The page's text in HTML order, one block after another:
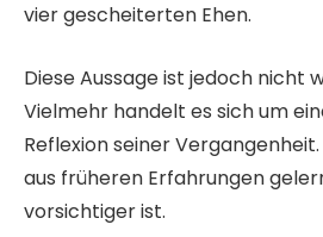
vier gescheiterten Ehen.
Diese Aussage ist jedoch nicht
Vielmehr handelt es sich um
Reflexion seiner
aus früheren Erfahrungen
vorsichtiger ist.